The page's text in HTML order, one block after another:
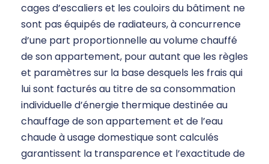
cages d’escaliers et les couloirs du bâtiment ne
sont pas équipés de radiateurs, à concurrence
d’une part proportionnelle au volume chauffé
de son appartement, pour autant que les règles
et paramètres sur la base desquels les frais qui
lui sont facturés au titre de sa consommation
individuelle d’énergie thermique destinée au
chauffage de son appartement et de l’eau
chaude à usage domestique sont calculés
garantissent la transparence et l’exactitude de